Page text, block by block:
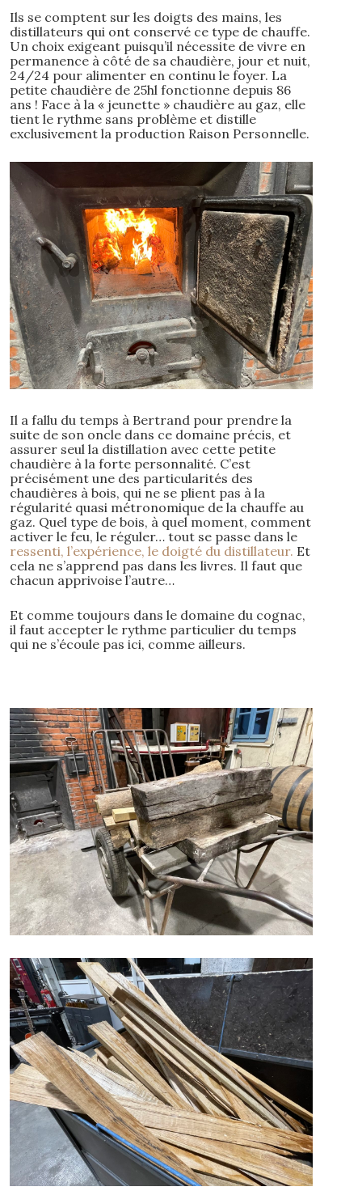
Ils se comptent sur les doigts des mains, les
distillateurs qui ont conservé ce type de chauffe.
Un choix exigeant puisqu’il nécessite de vivre en
permanence à côté de sa chaudière, jour et nuit,
24/24 pour alimenter en continu le foyer. La
petite chaudière de 25hl fonctionne depuis 86
ans ! Face à la « jeunette » chaudière au gaz, elle
tient le rythme sans problème et distille
exclusivement la production Raison Personnelle.
Il a fallu du temps à Bertrand pour prendre la
suite de son oncle dans ce domaine précis, et
assurer seul la distillation avec cette petite
chaudière à la forte personnalité. C’est
précisément une des particularités des
chaudières à bois, qui ne se plient pas à la
régularité quasi métronomique de la chauffe au
gaz. Quel type de bois, à quel moment, comment
activer le feu, le réguler… tout se passe dans le
ressenti, l’expérience, le doigté du distillateur. Et
cela ne s’apprend pas dans les livres. Il faut que
chacun apprivoise l’autre…
Et comme toujours dans le domaine du cognac,
il faut accepter le rythme particulier du temps
qui ne s’écoule pas ici, comme ailleurs.